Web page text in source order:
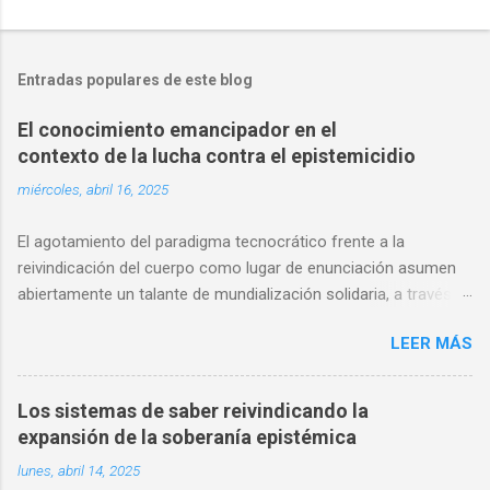
Entradas populares de este blog
El conocimiento emancipador en el
contexto de la lucha contra el epistemicidio
miércoles, abril 16, 2025
El agotamiento del paradigma tecnocrático frente a la
reivindicación del cuerpo como lugar de enunciación asumen
abiertamente un talante de mundialización solidaria, a través
reclaman una nueva ética de co-producción del saber. La
discusión sobre la soberanía del pensamiento en este
específico aparato de certificación de entendimientos (títulos)
transforman radicalmente el campo semántico de acción,
reapropiando lenguajes y símbolos desplazados, para
desbordar las lógicas extractivistas del saber. El papel de las
LEER MÁS
Los sistemas de saber reivindicando la
expansión de la soberanía epistémica
lunes, abril 14, 2025